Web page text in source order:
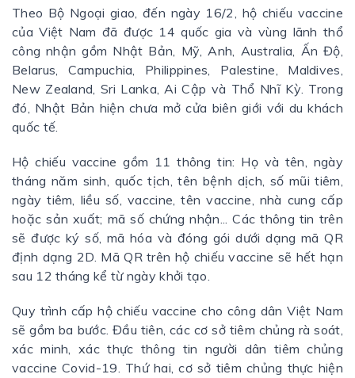
Theo Bộ Ngoại giao, đến ngày 16/2, hộ chiếu vaccine
của Việt Nam đã được 14 quốc gia và vùng lãnh thổ
công nhận gồm Nhật Bản, Mỹ, Anh, Australia, Ấn Độ,
Belarus, Campuchia, Philippines, Palestine, Maldives,
New Zealand, Sri Lanka, Ai Cập và Thổ Nhĩ Kỳ. Trong
đó, Nhật Bản hiện chưa mở cửa biên giới với du khách
quốc tế.
Hộ chiếu vaccine gồm 11 thông tin: Họ và tên, ngày
tháng năm sinh, quốc tịch, tên bệnh dịch, số mũi tiêm,
ngày tiêm, liều số, vaccine, tên vaccine, nhà cung cấp
hoặc sản xuất; mã số chứng nhận... Các thông tin trên
sẽ được ký số, mã hóa và đóng gói dưới dạng mã QR
định dạng 2D. Mã QR trên hộ chiếu vaccine sẽ hết hạn
sau 12 tháng kể từ ngày khởi tạo.
Quy trình cấp hộ chiếu vaccine cho công dân Việt Nam
sẽ gồm ba bước. Đầu tiên, các cơ sở tiêm chủng rà soát,
xác minh, xác thực thông tin người dân tiêm chủng
vaccine Covid-19. Thứ hai, cơ sở tiêm chủng thực hiện